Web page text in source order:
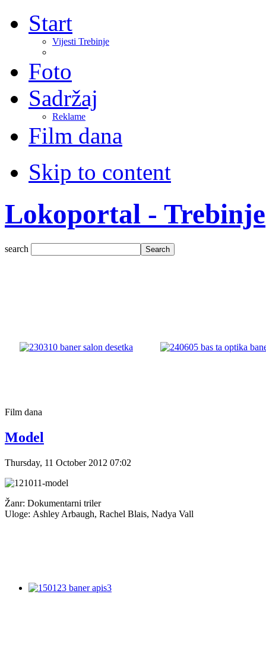
Start
Vijesti Trebinje
Foto
Sadržaj
Reklame
Film dana
Skip to content
Lokoportal - Trebinje
search
Film dana
Model
Thursday, 11 October 2012 07:02
Žanr: Dokumentarni triler
Uloge: Ashley Arbaugh, Rachel Blais, Nadya Vall